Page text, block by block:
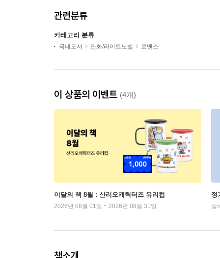
관련분류
카테고리 분류
국내도서 만화/라이트노벨 로맨스
이 상품의 이벤트 (4개)
이달의 책 8월 : 산리오캐릭터즈 유리컵
2026년 08월 01일 ~ 2026년 08월 31일
정
상
책소개